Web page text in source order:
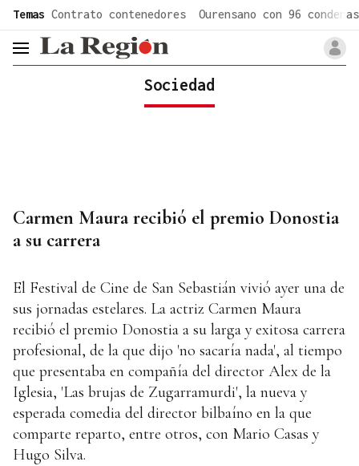
Temas Contrato contenedores Ourensano con 96 condenas
header.menu.open
Sociedad
Carmen Maura recibió el premio Donostia
a su carrera
El Festival de Cine de San Sebastián vivió ayer una de
sus jornadas estelares. La actriz Carmen Maura
recibió el premio Donostia a su larga y exitosa carrera
profesional, de la que dijo 'no sacaría nada', al tiempo
que presentaba en compañía del director Alex de la
Iglesia, 'Las brujas de Zugarramurdi', la nueva y
esperada comedia del director bilbaíno en la que
comparte reparto, entre otros, con Mario Casas y
Hugo Silva.